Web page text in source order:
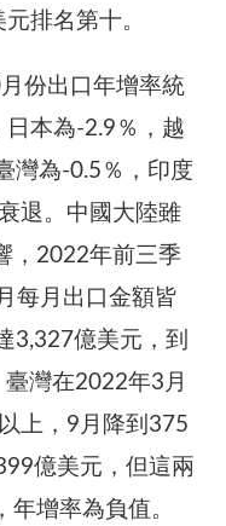
排名第十。
份出口年增率統
本為-2.9％，越
灣為-0.5％，印度
退。中國大陸雖
，2022年前三季
每月出口金額皆
3,327億美元，到
灣在2022年3月
上，9月降到375
億美元，但這兩
增率為負值。